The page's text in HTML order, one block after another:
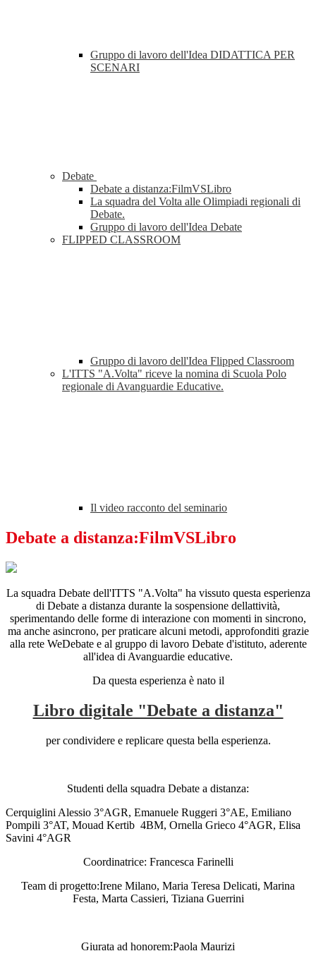
Gruppo di lavoro dell'Idea DIDATTICA PER
SCENARI
Debate
Debate a distanza:FilmVSLibro
La squadra del Volta alle Olimpiadi regionali di
Debate.
Gruppo di lavoro dell'Idea Debate
FLIPPED CLASSROOM
Gruppo di lavoro dell'Idea Flipped Classroom
L'ITTS "A.Volta" riceve la nomina di Scuola Polo
regionale di Avanguardie Educative.
Il video racconto del seminario
Debate a distanza:FilmVSLibro
La squadra Debate dell'ITTS "A.Volta" ha vissuto questa esperienza
di Debate a distanza durante la sospensione dellattività,
sperimentando delle forme di interazione con momenti in sincrono,
ma anche asincrono, per praticare alcuni metodi, approfonditi grazie
alla rete WeDebate e al gruppo di lavoro Debate d'istituto, aderente
all'idea di Avanguardie educative.
Da questa esperienza è nato il
Libro digitale "Debate a distanza"
per condividere e replicare questa bella esperienza.
Studenti della squadra Debate a distanza:
Cerquiglini Alessio 3°AGR, Emanuele Ruggeri 3°AE, Emiliano
Pompili 3°AT, Mouad Kertib 4BM, Ornella Grieco 4°AGR, Elisa
Savini 4°AGR
Coordinatrice: Francesca Farinelli
Team di progetto:Irene Milano, Maria Teresa Delicati, Marina
Festa, Marta Cassieri, Tiziana Guerrini
Giurata ad honorem:Paola Maurizi